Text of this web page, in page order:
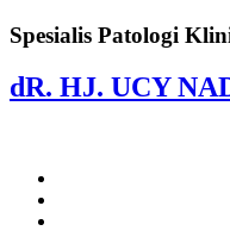
Spesialis Patologi
DR. HJ. UCY